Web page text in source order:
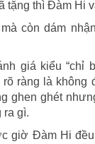
tặng thì Đàm Hi
còn dám
giá kiểu “chỉ
rõ ràng là không
ghen ghét
ra gì.
giờ Đàm Hi đều